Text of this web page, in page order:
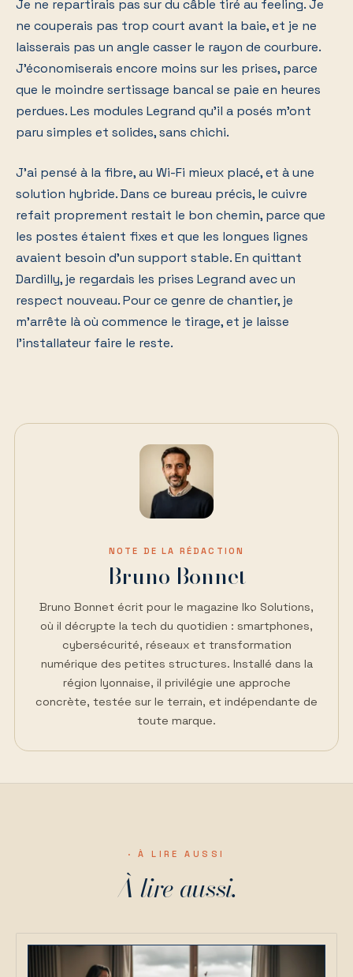
Je ne repartirais pas sur du câble tiré au feeling. Je
ne couperais pas trop court avant la baie, et je ne
laisserais pas un angle casser le rayon de courbure.
J'économiserais encore moins sur les prises, parce
que le moindre sertissage bancal se paie en heures
perdues. Les modules Legrand qu'il a posés m'ont
paru simples et solides, sans chichi.
J'ai pensé à la fibre, au Wi-Fi mieux placé, et à une
solution hybride. Dans ce bureau précis, le cuivre
refait proprement restait le bon chemin, parce que
les postes étaient fixes et que les longues lignes
avaient besoin d'un support stable. En quittant
Dardilly, je regardais les prises Legrand avec un
respect nouveau. Pour ce genre de chantier, je
m'arrête là où commence le tirage, et je laisse
l'installateur faire le reste.
NOTE DE LA RÉDACTION
Bruno Bonnet
Bruno Bonnet écrit pour le magazine Iko Solutions,
où il décrypte la tech du quotidien : smartphones,
cybersécurité, réseaux et transformation
numérique des petites structures. Installé dans la
région lyonnaise, il privilégie une approche
concrète, testée sur le terrain, et indépendante de
toute marque.
· À LIRE AUSSI
À lire aussi.